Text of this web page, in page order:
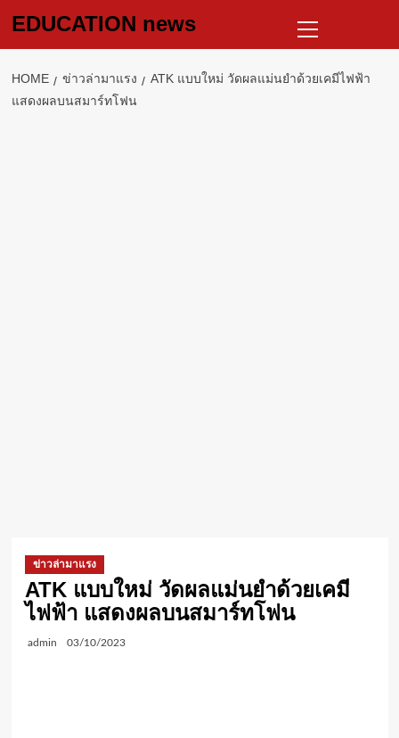
EDUCATION news
Menu
HOME ข่าวล่ามาแรง
ATK แบบใหม่ วัดผลแม่นยำด้วยเคมีไฟฟ้า
แสดงผลบนสมาร์ทโฟน
ข่าวล่ามาแรง
ATK แบบใหม่ วัดผลแม่นยำด้วยเคมี
ไฟฟ้า แสดงผลบนสมาร์ทโฟน
admin 03/10/2023